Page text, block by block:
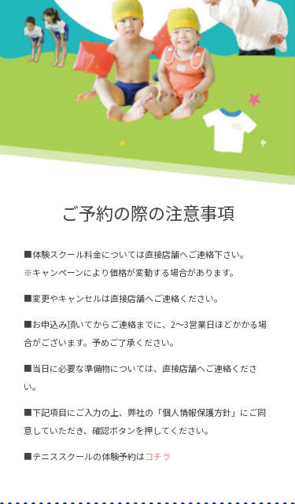
ご予約の際の注意事項
■体験スクール料金については直接店舗へご連絡下さい。
※キャンペーンにより価格が変動する場合があります。
■変更やキャンセルは直接店舗へご連絡ください。
■お申込み頂いてからご連絡までに、2～3営業日ほどかかる場
合がございます。予めご了承ください。
■当日に必要な準備物については、直接店舗へご連絡くださ
い。
■下記項目にご入力の上、弊社の「個人情報保護方針」にご同
意していただき、確認ボタンを押してください。
■テニススクールの体験予約はコチラ